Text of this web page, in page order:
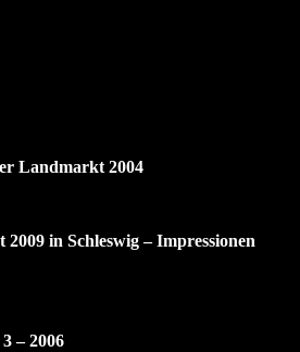
Landmarkt 2004
in Schleswig – Impressionen
– 2006